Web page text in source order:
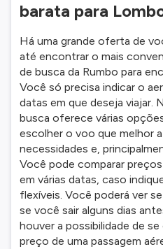
barata para
Há uma grande oferta de
até encontrar o mais
de busca da Rumbo para
Você só precisa indicar o
datas em que deseja viajar.
busca oferece várias
escolher o voo que melhor
necessidades e,
Você pode comparar
em várias datas, caso
flexíveis. Você poderá ver
se você sair alguns dias
houver a possibilidade de
preço de uma passagem